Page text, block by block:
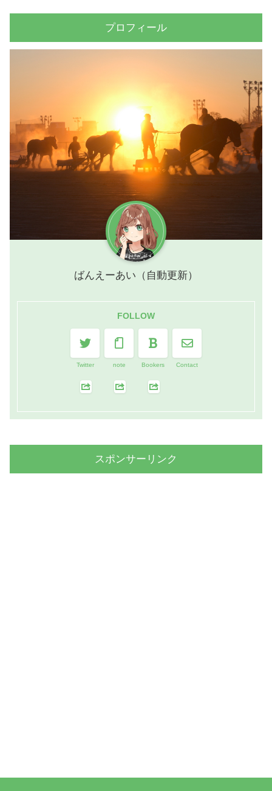
プロフィール
ばんえーあい（自動更新）
FOLLOW
Twitter note Bookers Contact
スポンサーリンク